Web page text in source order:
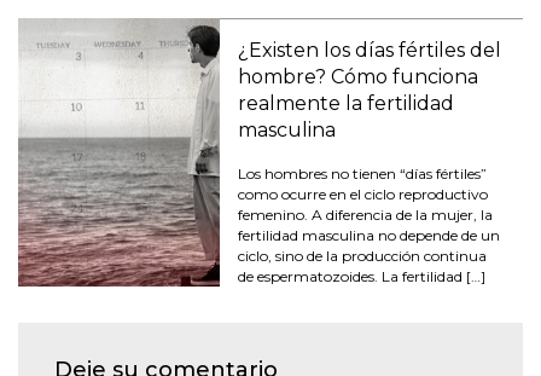
¿Existen los días fértiles del
hombre? Cómo funciona
realmente la fertilidad
masculina
Los hombres no tienen “días fértiles”
como ocurre en el ciclo reproductivo
femenino. A diferencia de la mujer, la
fertilidad masculina no depende de un
ciclo, sino de la producción continua
de espermatozoides. La fertilidad […]
Deje su comentario